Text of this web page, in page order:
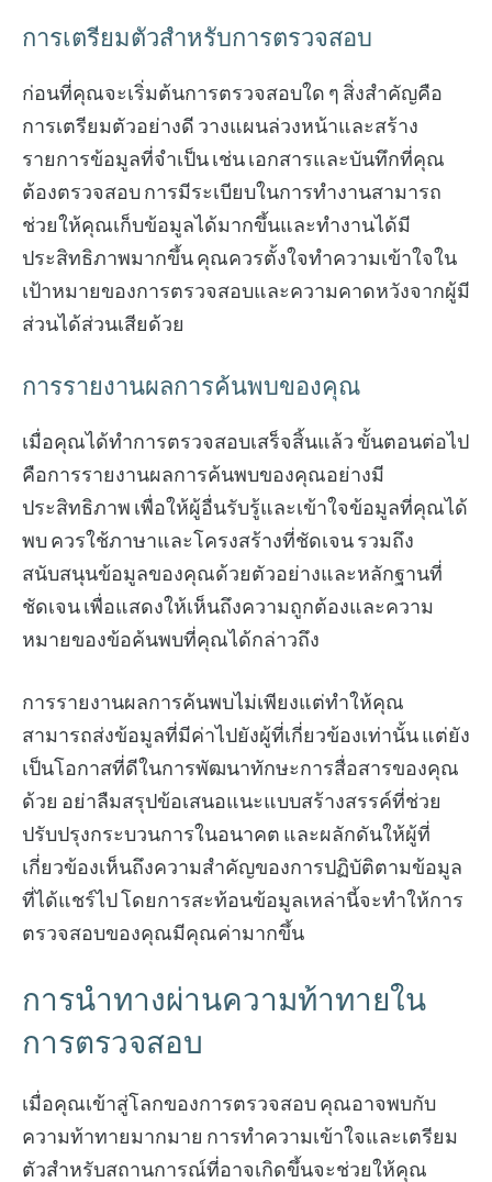
การเตรียมตัวสำหรับการตรวจสอบ
ก่อนที่คุณจะเริ่มต้นการตรวจสอบใด ๆ สิ่งสำคัญคือ
การเตรียมตัวอย่างดี วางแผนล่วงหน้าและสร้าง
รายการข้อมูลที่จำเป็น เช่น เอกสารและบันทึกที่คุณ
ต้องตรวจสอบ การมีระเบียบในการทำงานสามารถ
ช่วยให้คุณเก็บข้อมูลได้มากขึ้นและทำงานได้มี
ประสิทธิภาพมากขึ้น คุณควรตั้งใจทำความเข้าใจใน
เป้าหมายของการตรวจสอบและความคาดหวังจากผู้มี
ส่วนได้ส่วนเสียด้วย
การรายงานผลการค้นพบของคุณ
เมื่อคุณได้ทำการตรวจสอบเสร็จสิ้นแล้ว ขั้นตอนต่อไป
คือการรายงานผลการค้นพบของคุณอย่างมี
ประสิทธิภาพ เพื่อให้ผู้อื่นรับรู้และเข้าใจข้อมูลที่คุณได้
พบ ควรใช้ภาษาและโครงสร้างที่ชัดเจน รวมถึง
สนับสนุนข้อมูลของคุณด้วยตัวอย่างและหลักฐานที่
ชัดเจน เพื่อแสดงให้เห็นถึงความถูกต้องและความ
หมายของข้อค้นพบที่คุณได้กล่าวถึง
การรายงานผลการค้นพบไม่เพียงแต่ทำให้คุณ
สามารถส่งข้อมูลที่มีค่าไปยังผู้ที่เกี่ยวข้องเท่านั้น แต่ยัง
เป็นโอกาสที่ดีในการพัฒนาทักษะการสื่อสารของคุณ
ด้วย อย่าลืมสรุปข้อเสนอแนะแบบสร้างสรรค์ที่ช่วย
ปรับปรุงกระบวนการในอนาคต และผลักดันให้ผู้ที่
เกี่ยวข้องเห็นถึงความสำคัญของการปฏิบัติตามข้อมูล
ที่ได้แชร์ไป โดยการสะท้อนข้อมูลเหล่านี้จะทำให้การ
ตรวจสอบของคุณมีคุณค่ามากขึ้น
การนำทางผ่านความท้าทายใน
การตรวจสอบ
เมื่อคุณเข้าสู่โลกของการตรวจสอบ คุณอาจพบกับ
ความท้าทายมากมาย การทำความเข้าใจและเตรียม
ตัวสำหรับสถานการณ์ที่อาจเกิดขึ้นจะช่วยให้คุณ